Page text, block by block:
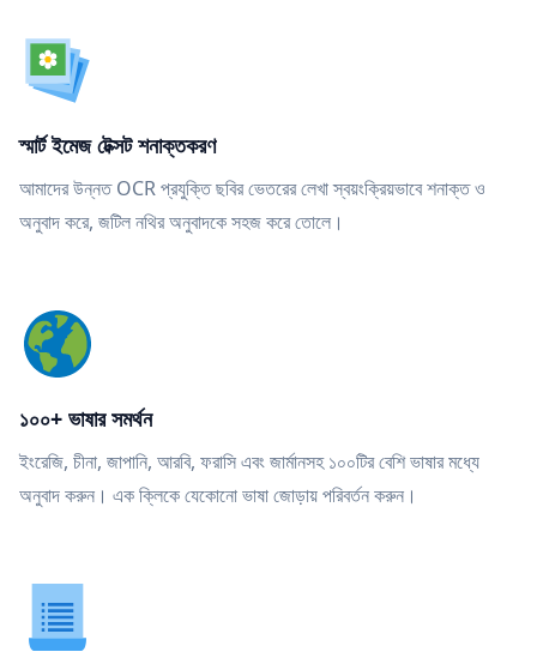
স্মার্ট ইমেজ টেক্সট শনাক্তকরণ
আমাদের উন্নত OCR প্রযুক্তি ছবির ভেতরের লেখা স্বয়ংক্রিয়ভাবে শনাক্ত ও
অনুবাদ করে, জটিল নথির অনুবাদকে সহজ করে তোলে।
১০০+ ভাষার সমর্থন
ইংরেজি, চীনা, জাপানি, আরবি, ফরাসি এবং জার্মানসহ ১০০টির বেশি ভাষার মধ্যে
অনুবাদ করুন। এক ক্লিকে যেকোনো ভাষা জোড়ায় পরিবর্তন করুন।